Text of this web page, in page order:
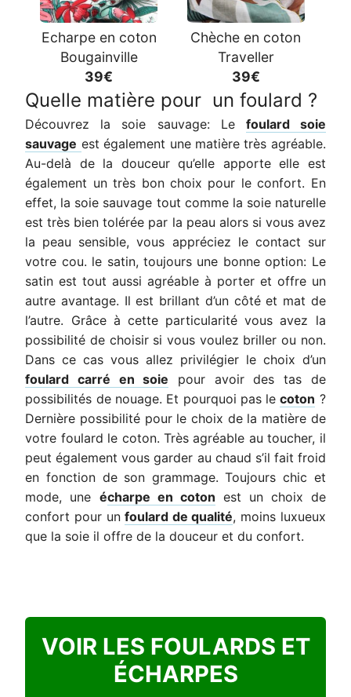
Echarpe en coton
Bougainville
39€
Chèche en coton
Traveller
39€
Quelle matière pour un foulard ?
Découvrez la soie sauvage: Le foulard soie
sauvage est également une matière très agréable.
Au-delà de la douceur qu’elle apporte elle est
également un très bon choix pour le confort. En
effet, la soie sauvage tout comme la soie naturelle
est très bien tolérée par la peau alors si vous avez
la peau sensible, vous appréciez le contact sur
votre cou. le satin, toujours une bonne option: Le
satin est tout aussi agréable à porter et offre un
autre avantage. Il est brillant d’un côté et mat de
l’autre. Grâce à cette particularité vous avez la
possibilité de choisir si vous voulez briller ou non.
Dans ce cas vous allez privilégier le choix d’un
foulard carré en soie pour avoir des tas de
possibilités de nouage. Et pourquoi pas lecoton ?
Dernière possibilité pour le choix de la matière de
votre foulard le coton. Très agréable au toucher, il
peut également vous garder au chaud s’il fait froid
en fonction de son grammage. Toujours chic et
mode, une écharpe en coton est un choix de
confort pour unfoulard de qualité, moins luxueux
que la soie il offre de la douceur et du confort.
VOIR LES FOULARDS ET
ÉCHARPES